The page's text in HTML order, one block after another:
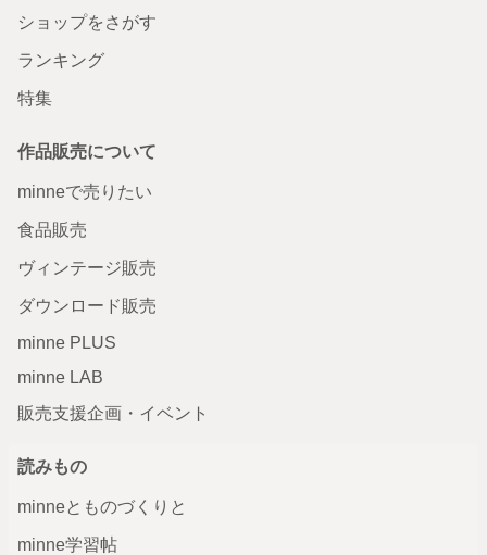
ショップをさがす
ランキング
特集
作品販売について
minneで売りたい
食品販売
ヴィンテージ販売
ダウンロード販売
minne PLUS
minne LAB
販売支援企画・イベント
読みもの
minneとものづくりと
minne学習帖